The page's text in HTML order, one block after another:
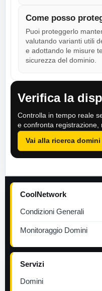
Come posso
Puoi proteggerlo
valutando varianti utili
e adottando le misure
sicurezza del dominio.
Verifica la
Controlla in tempo reale
e confronta registrazione,
Vai alla ricerca domini
CoolNetwork
Condizioni Generali
Monitoraggio Domini
Servizi
Domini